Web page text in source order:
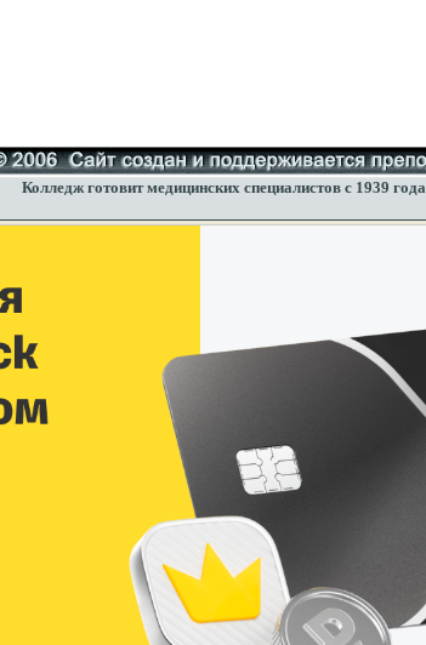
Колледж готовит медицинских специалистов с 1939 года